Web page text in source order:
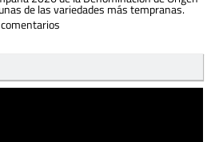
de las variedades más tempranas.